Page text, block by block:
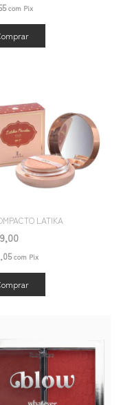
com Pix
LATIKA
com Pix